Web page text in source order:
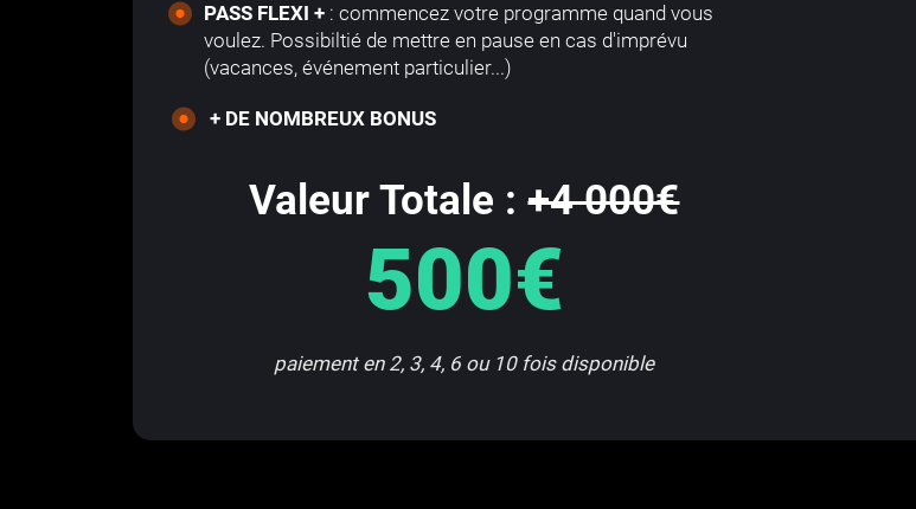
PASS FLEXI + : commencez votre programme quand vous
voulez. Possibiltié de mettre en pause en cas d'imprévu
(vacances, événement particulier...)
+ DE NOMBREUX BONUS
Valeur Totale :+4 000€
500€
paiement en 2, 3, 4, 6 ou 10 fois disponible